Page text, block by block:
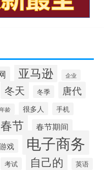
亚马逊 企业
冬天 冬季 唐代
年龄 很多人 手机
春节 春节期间
戏 电子商务
考试 自己的 英语